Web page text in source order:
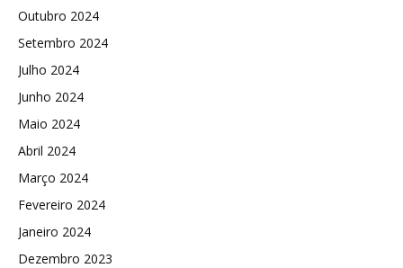
Outubro 2024
Setembro 2024
Julho 2024
Junho 2024
Maio 2024
Abril 2024
Março 2024
Fevereiro 2024
Janeiro 2024
Dezembro 2023